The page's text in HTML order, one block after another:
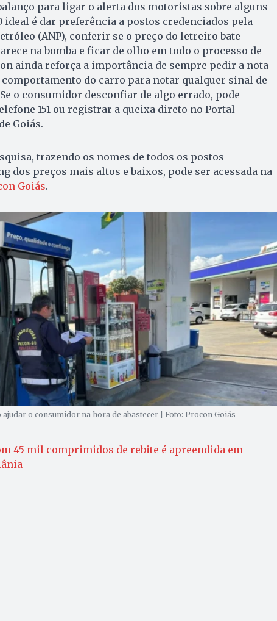
para ligar o alerta dos motoristas sobre alguns
ideal é dar preferência a postos credenciados pela
(ANP), conferir se o preço do letreiro bate
na bomba e ficar de olho em todo o processo de
ainda reforça a importância de sempre pedir a nota
do carro para notar qualquer sinal de
o consumidor desconfiar de algo errado, pode
151 ou registrar a queixa direto no Portal
Goiás.
trazendo os nomes de todos os postos
dos preços mais altos e baixos, pode ser acessada na
Goiás.
ajudar o consumidor na hora de abastecer | Foto: Procon Goiás
45 mil comprimidos de rebite é apreendida em